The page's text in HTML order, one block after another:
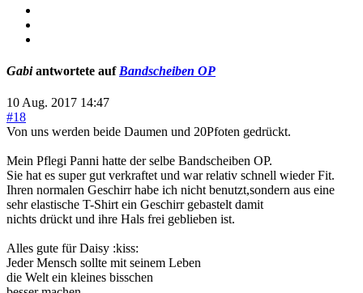
Gabiantwortete auf Bandscheiben OP
10 Aug. 2017 14:47
#18
Von uns werden beide Daumen und 20Pfoten gedrückt.
Mein Pflegi Panni hatte der selbe Bandscheiben OP.
Sie hat es super gut verkraftet und war relativ schnell wieder Fit.
Ihren normalen Geschirr habe ich nicht benutzt,sondern aus eine
sehr elastische T-Shirt ein Geschirr gebastelt damit
nichts drückt und ihre Hals frei geblieben ist.
Alles gute für Daisy :kiss:
Jeder Mensch sollte mit seinem Leben
die Welt ein kleines bisschen